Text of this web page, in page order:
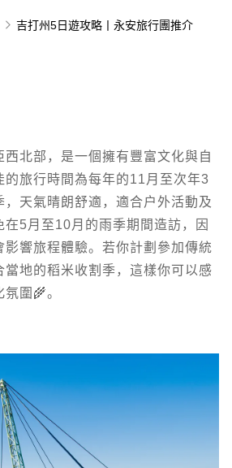
吉打州5日遊攻略丨永安旅行團推介
西北部，是一個擁有豐富文化與自
的旅行時間為每年的11月至次年3
，天氣晴朗舒適，適合戶外活動及
5月至10月的雨季期間造訪，因
影響旅程體驗。若你計劃參加傳統
當地的稻米收割季，這樣你可以感
圍🌾。